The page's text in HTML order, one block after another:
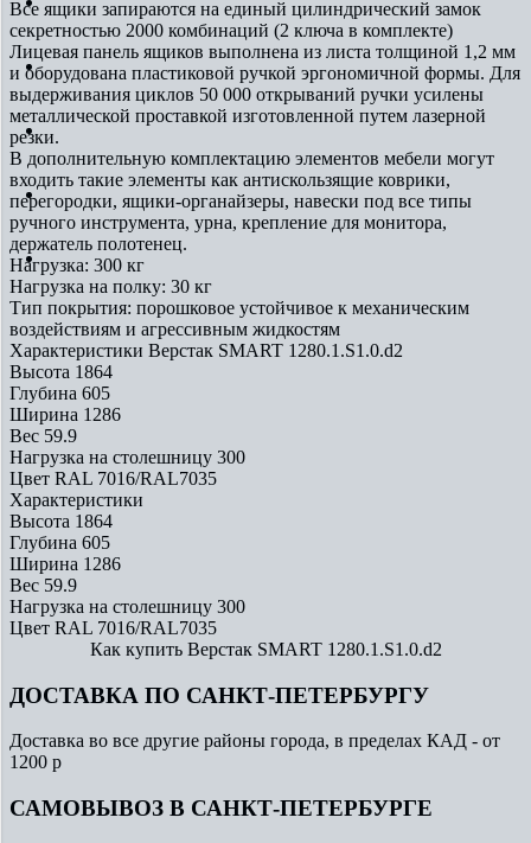
Галерея
Сертификаты
Реквизиты
Контакты
Все ящики запираются на единый цилиндрический замок
секретностью 2000 комбинаций (2 ключа в комплекте)
Лицевая панель ящиков выполнена из листа толщиной 1,2 мм
и оборудована пластиковой ручкой эргономичной формы. Для
выдерживания циклов 50 000 открываний ручки усилены
металлической проставкой изготовленной путем лазерной
резки.
В дополнительную комплектацию элементов мебели могут
входить такие элементы как антискользящие коврики,
перегородки, ящики-органайзеры, навески под все типы
ручного инструмента, урна, крепление для монитора,
держатель полотенец.
Нагрузка: 300 кг
Нагрузка на полку: 30 кг
Тип покрытия: порошковое устойчивое к механическим
воздействиям и агрессивным жидкостям
Характеристики Верстак SMART 1280.1.S1.0.d2
Высота 1864
Глубина 605
Ширина 1286
Вес 59.9
Нагрузка на столешницу 300
Цвет RAL 7016/RAL7035
Характеристики
Высота 1864
Глубина 605
Ширина 1286
Вес 59.9
Нагрузка на столешницу 300
Цвет RAL 7016/RAL7035
Как купить Верстак SMART 1280.1.S1.0.d2
ДОСТАВКА ПО САНКТ-ПЕТЕРБУРГУ
Доставка во все другие районы города, в пределах КАД - от
1200 р
САМОВЫВОЗ В САНКТ-ПЕТЕРБУРГЕ